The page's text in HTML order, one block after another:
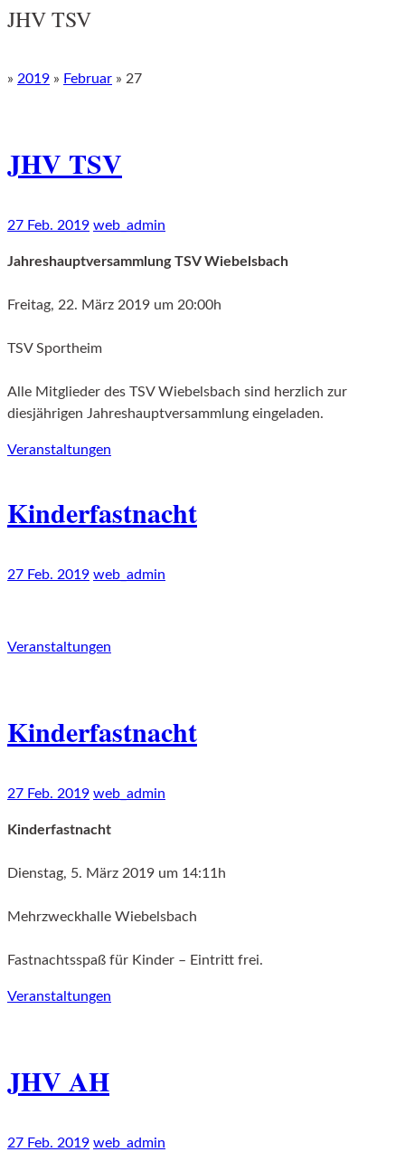
JHV TSV
» 2019 » Februar » 27
JHV TSV
27 Feb. 2019 web_admin
Jahreshauptversammlung TSV Wiebelsbach
Freitag, 22. März 2019 um 20:00h
TSV Sportheim
Alle Mitglieder des TSV Wiebelsbach sind herzlich zur
diesjährigen Jahreshauptversammlung eingeladen.
Veranstaltungen
Kinderfastnacht
27 Feb. 2019 web_admin
Veranstaltungen
Kinderfastnacht
27 Feb. 2019 web_admin
Kinderfastnacht
Dienstag, 5. März 2019 um 14:11h
Mehrzweckhalle Wiebelsbach
Fastnachtsspaß für Kinder – Eintritt frei.
Veranstaltungen
JHV AH
27 Feb. 2019 web_admin